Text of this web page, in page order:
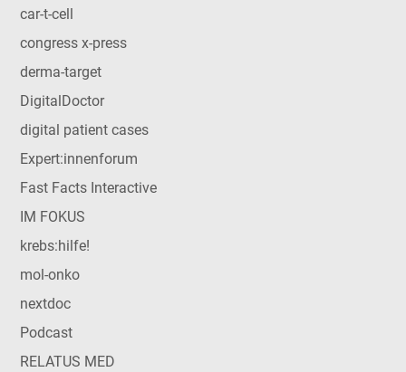
car-t-cell
congress x-press
derma-target
DigitalDoctor
digital patient cases
Expert:innenforum
Fast Facts Interactive
IM FOKUS
krebs:hilfe!
mol-onko
nextdoc
Podcast
RELATUS MED